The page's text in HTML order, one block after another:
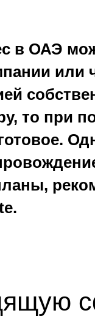
в ОАЭ
или
то при